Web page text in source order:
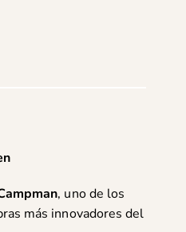
, uno de los
más innovadores del